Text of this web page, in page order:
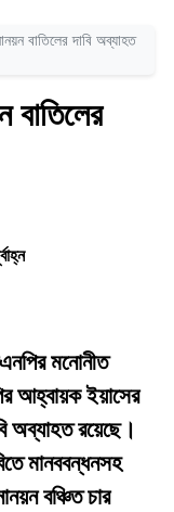
বাতিলের দাবি অব্যাহত
বাতিলের
মনোনীত
আহ্বায়ক ইয়াসের
অব্যাহত রয়েছে।
মানববন্ধনসহ
বঞ্চিত চার